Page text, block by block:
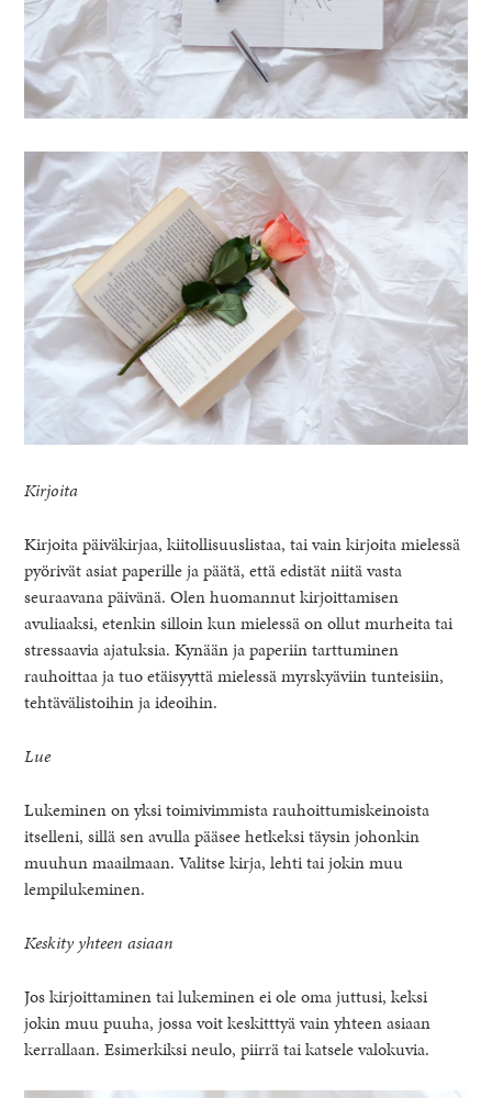
Kirjoita
Kirjoita päiväkirjaa, kiitollisuuslistaa, tai vain kirjoita mielessä
pyörivät asiat paperille ja päätä, että edistät niitä vasta
seuraavana päivänä. Olen huomannut kirjoittamisen
avuliaaksi, etenkin silloin kun mielessä on ollut murheita tai
stressaavia ajatuksia. Kynään ja paperiin tarttuminen
rauhoittaa ja tuo etäisyyttä mielessä myrskyäviin tunteisiin,
tehtävälistoihin ja ideoihin.
Lue
Lukeminen on yksi toimivimmista rauhoittumiskeinoista
itselleni, sillä sen avulla pääsee hetkeksi täysin johonkin
muuhun maailmaan. Valitse kirja, lehti tai jokin muu
lempilukeminen.
Keskity yhteen asiaan
Jos kirjoittaminen tai lukeminen ei ole oma juttusi, keksi
jokin muu puuha, jossa voit keskitttyä vain yhteen asiaan
kerrallaan. Esimerkiksi neulo, piirrä tai katsele valokuvia.